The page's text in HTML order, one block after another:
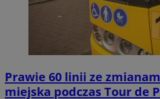
Prawie 60 linii ze
miejska podczas Tour de